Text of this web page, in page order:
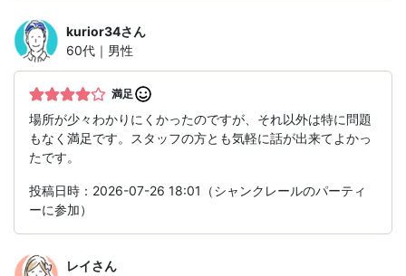
kurior34さん
60代｜男性
満足
場所が少々わかりにくかったのですが、それ以外は特に問題
もなく満足です。スタッフの方とも気軽に話が出来てよかっ
たです。
投稿日時：2026-07-26 18:01（シャンクレールのパーティ
ーに参加）
レイさん